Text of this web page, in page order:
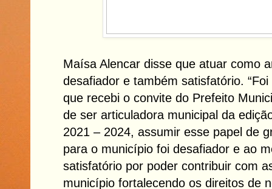
Maísa Alencar disse que atuar como
desafiador e também satisfatório.
que recebi o convite do Prefeito
de ser articuladora municipal da
2021 – 2024, assumir esse papel de
para o município foi desafiador e ao
satisfatório por poder contribuir com
município fortalecendo os direitos de